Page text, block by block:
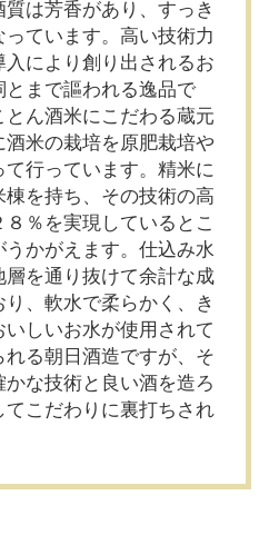
は芳香があり、すっき
っています。高い技術力
入により創り出されるお
まで謳われる逸品で
ん酒米にこだわる蔵元
米の栽培を原肥栽培や
行っています。精米に
を持ち、その技術の高
％を実現しているとこ
うかがえます。仕込み水
を通り抜けて余計な成
、軟水で柔らかく、き
しいお水が使用されて
る朝日酒造ですが、そ
な技術と良い酒を造ろ
てこだわりに裏打ちされ